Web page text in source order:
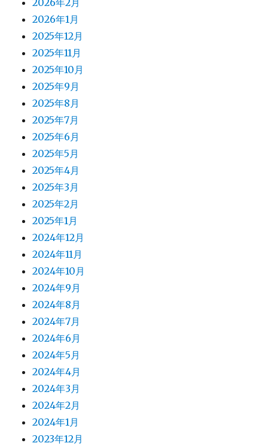
2026年2月
2026年1月
2025年12月
2025年11月
2025年10月
2025年9月
2025年8月
2025年7月
2025年6月
2025年5月
2025年4月
2025年3月
2025年2月
2025年1月
2024年12月
2024年11月
2024年10月
2024年9月
2024年8月
2024年7月
2024年6月
2024年5月
2024年4月
2024年3月
2024年2月
2024年1月
2023年12月